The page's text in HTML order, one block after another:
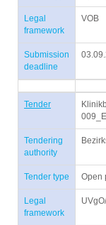
Legal
framework
VOB
Submission
deadline
Tender
Tendering
authority
Tender type Open
Legal
framework